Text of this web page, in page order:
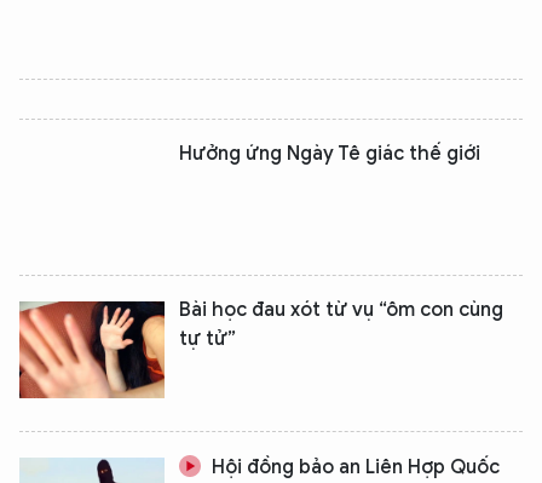
Hưởng ứng Ngày Tê giác thế giới
Bài học đau xót từ vụ “ôm con cùng
tự tử”
Hội đồng bảo an Liên Hợp Quốc